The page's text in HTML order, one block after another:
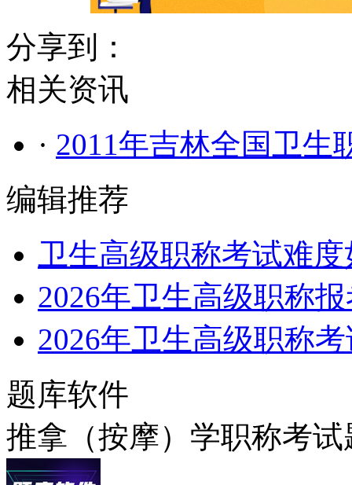
分享到：
相关资讯
· 2011年吉林全国卫生
编辑推荐
卫生高级职称考试难
2026年卫生高级职称
2026年卫生高级职称
题库软件
推拿（按摩）学职称考